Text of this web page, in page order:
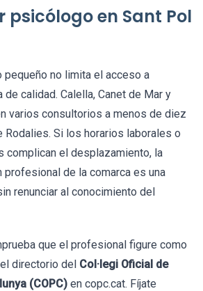
psicólogo en Sant Pol
pequeño no limita el acceso a
calidad. Calella, Canet de Mar y
varios consultorios a menos de diez
Rodalies. Si los horarios laborales o
complican el desplazamiento, la
profesional de la comarca es una
renunciar al conocimiento del
que el profesional figure como
directorio del Col·legi Oficial de
(COPC) en copc.cat. Fíjate